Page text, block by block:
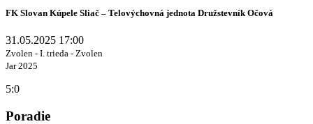
FK Slovan Kúpele Sliač – Telovýchovná jednota Družstevník Očová
31.05.2025 17:00
Zvolen - I. trieda - Zvolen
Jar 2025
5:0
Poradie